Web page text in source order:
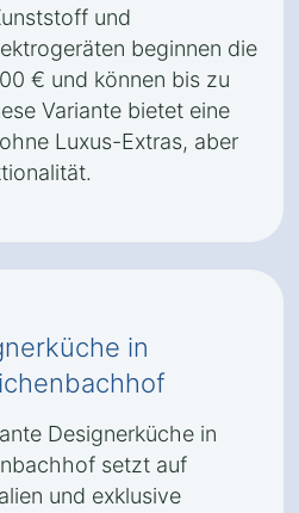
und
beginnen die
€ und können bis zu
Variante bietet eine
Luxus-Extras, aber
in
Designerküche in
setzt auf
und exklusive